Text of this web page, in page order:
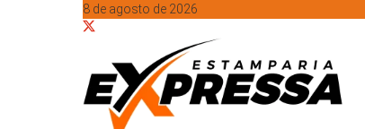
8 de agosto de 2026